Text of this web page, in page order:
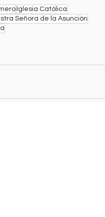
Iglesia Católica
Señora de la Asunción